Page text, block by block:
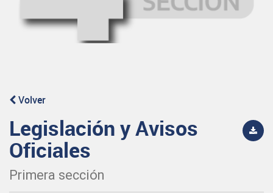
Volver
Legislación y Avisos
Oficiales
Primera sección